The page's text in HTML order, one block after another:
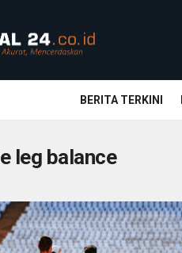
BERITA TERKINI
leg balance